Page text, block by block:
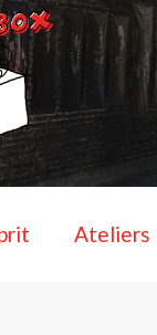
Ateliers